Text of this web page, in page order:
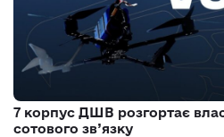
7 корпус ДШВ розгортає
сотового зв’язку